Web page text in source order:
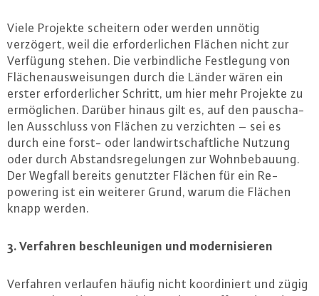
Viele Projekte scheitern oder werden unnötig
verzögert, weil die er­for­der­li­chen Flächen nicht zur
Verfügung stehen. Die ver­bind­li­che Fest­le­gung von
Flä­chen­aus­wei­sun­gen durch die Länder wären ein
erster er­for­der­li­cher Schritt, um hier mehr Projekte zu
er­mög­li­chen. Darüber hinaus gilt es, auf den pau­scha­
len Aus­schluss von Flächen zu ver­zich­ten – sei es
durch eine forst- oder land­wirt­schaft­li­che Nutzung
oder durch Ab­stands­re­ge­lun­gen zur Wohn­be­bau­ung.
Der Wegfall bereits genutzter Flächen für ein Re­
power­ing ist ein weiterer Grund, warum die Flächen
knapp werden.
3. Verfahren be­schleu­ni­gen und mo­der­ni­sie­ren
Verfahren verlaufen häufig nicht ko­or­di­niert und zügig